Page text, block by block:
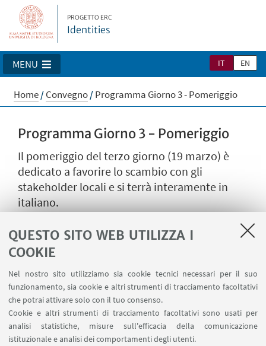
QUESTO SITO WEB UTILIZZA I
COOKIE
Nel nostro sito utilizziamo sia cookie tecnici necessari per il suo
funzionamento, sia cookie e altri strumenti di tracciamento facoltativi
che potrai attivare solo con il tuo consenso.
Cookie e altri strumenti di tracciamento facoltativi sono usati per
analisi statistiche, misure sull'efficacia della comunicazione
istituzionale e analisi dei comportamenti degli utenti.
PROGETTO ERC
Identities
IT EN
MENU
Home/Convegno/Programma Giorno 3 - Pomeriggio
Programma Giorno 3 - Pomeriggio
Il pomeriggio del terzo giorno (19 marzo) è
dedicato a favorire lo scambio con gli
stakeholder locali e si terrà interamente in
italiano.
IDENTITIES incontra gli
stakeholder
Aula Prodi